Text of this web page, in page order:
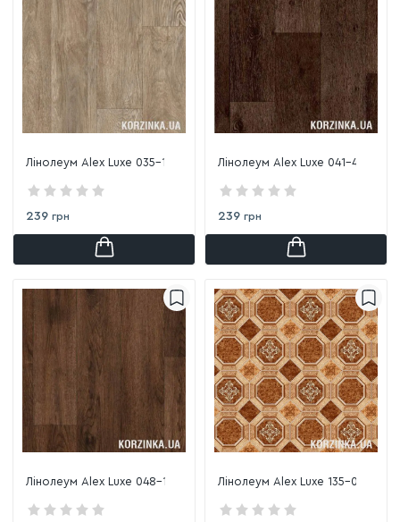
Лінолеум Alex Luxe 035-1
239 грн
Лінолеум Alex Luxe 041-4
239 грн
Лінолеум Alex Luxe 048-1 Лінолеум Alex Luxe 135-0